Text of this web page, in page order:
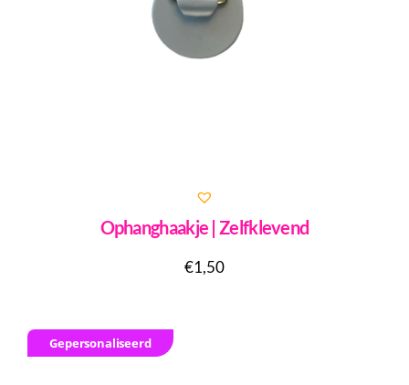
Ophanghaakje | Zelfklevend
€1,50
Gepersonaliseerd